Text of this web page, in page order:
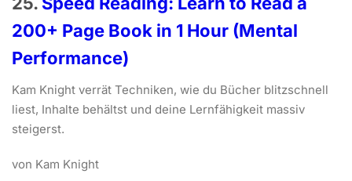
200+ Page Book in 1 Hour (Mental
Performance)
Kam Knight verrät Techniken, wie du Bücher blitzschnell
liest, Inhalte behältst und deine Lernfähigkeit massiv
steigerst.
von Kam Knight